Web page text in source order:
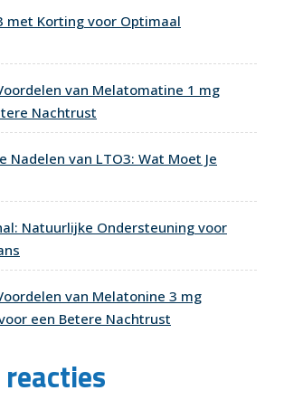
met Korting voor Optimaal
van Melatomatine 1 mg
Nachtrust
Nadelen van LTO3: Wat Moet Je
Natuurlijke Ondersteuning voor
van Melatonine 3 mg
een Betere Nachtrust